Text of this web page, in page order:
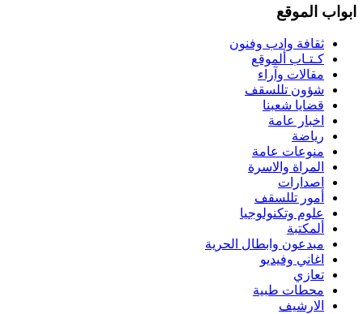
ابواب الموقع
ثقافة وادب وفنون
كـتـاب ألموقع
مقالات وآراء
شؤون تللسقف
قضايا شعبنا
اخبار عامة
رياضة
منوعات عامة
المراة والاسرة
اصدارات
أمور تللسقف
علوم وتكنولوجيا
ألمكتبة
مبدعون وابطال الحرية
اغاني وفيديو
تعازي
محطات طبية
الارشيف